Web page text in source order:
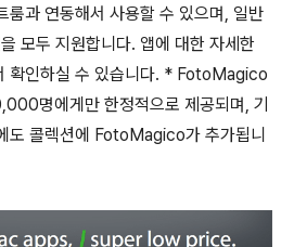
룸과 연동해서 사용할 수 있으며, 일반
모두 지원합니다. 앱에 대한 자세한
확인하실 수 있습니다. * FotoMagico
명에게만 한정적으로 제공되며, 기
도 콜렉션에 FotoMagico가 추가됩니